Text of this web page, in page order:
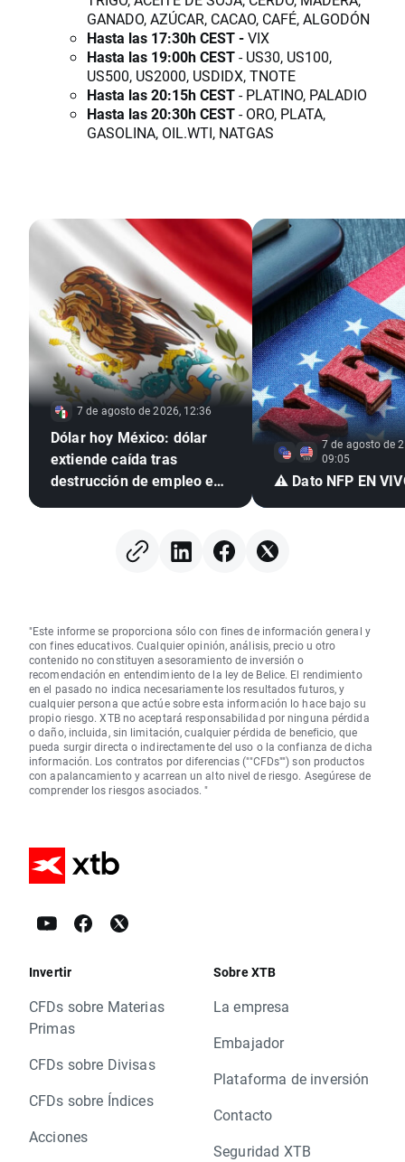
GANADO, AZÚCAR, CACAO, CAFÉ, ALGODÓN
Hasta las 17:30h CEST -VIX
Hasta las 19:00h CEST- US30, US100,
US500, US2000, USDIDX, TNOTE
Hasta las 20:15h CEST- PLATINO, PALADIO
Hasta las 20:30h CEST- ORO, PLATA,
GASOLINA, OIL.WTI, NATGAS
7 de agosto de 2026, 12:36
Dólar hoy México: dólar
extiende caída tras
destrucción de empleo en
7 de agosto de
09:05
⚠️ Dato NFP EN
"Este informe se proporciona sólo con fines de información general y
con fines educativos. Cualquier opinión, análisis, precio u otro
contenido no constituyen asesoramiento de inversión o
recomendación en entendimiento de la ley de Belice. El rendimiento
en el pasado no indica necesariamente los resultados futuros, y
cualquier persona que actúe sobre esta información lo hace bajo su
propio riesgo. XTB no aceptará responsabilidad por ninguna pérdida
o daño, incluida, sin limitación, cualquier pérdida de beneficio, que
pueda surgir directa o indirectamente del uso o la confianza de dicha
información. Los contratos por diferencias (""CFDs"") son productos
con apalancamiento y acarrean un alto nivel de riesgo. Asegúrese de
comprender los riesgos asociados. "
Invertir
CFDs sobre Materias
Primas
CFDs sobre Divisas
CFDs sobre Índices
Acciones
Sobre XTB
La empresa
Embajador
Plataforma de inversión
Contacto
Seguridad XTB